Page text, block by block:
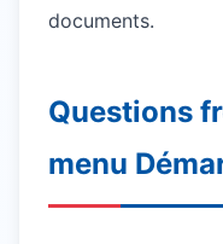
documents.
Questions
menu